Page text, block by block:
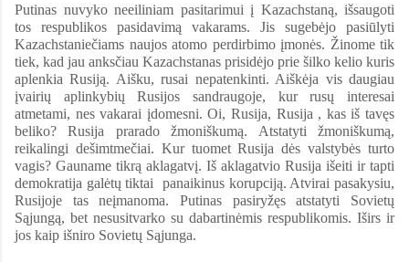
Putinas nuvyko neeiliniam pasitarimui į Kazachstaną, išsaugoti
tos respublikos pasidavimą vakarams. Jis sugebėjo pasiūlyti
Kazachstaniečiams naujos atomo perdirbimo įmonės. Žinome tik
tiek, kad jau anksčiau Kazachstanas prisidėjo prie šilko kelio kuris
aplenkia Rusiją. Aišku, rusai nepatenkinti. Aiškėja vis daugiau
įvairių aplinkybių Rusijos sandraugoje, kur rusų interesai
atmetami, nes vakarai įdomesni. Oi, Rusija, Rusija , kas iš tavęs
beliko? Rusija prarado žmoniškumą. Atstatyti žmoniškumą,
reikalingi dešimtmečiai. Kur tuomet Rusija dės valstybės turto
vagis? Gauname tikrą aklagatvį. Iš aklagatvio Rusija išeiti ir tapti
demokratija galėtų tiktai panaikinus korupciją. Atvirai pasakysiu,
Rusijoje tas neįmanoma. Putinas pasiryžęs atstatyti Sovietų
Sąjungą, bet nesusitvarko su dabartinėmis respublikomis. Iširs ir
jos kaip išniro Sovietų Sąjunga.